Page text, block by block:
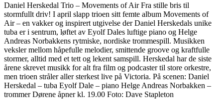
Daniel Herskedal Trio – Movements of Air Fra stille bris til
stormfullt driv! I april slapp trioen sitt femte album Movements of
Air – en vakker og inspirert utgivelse der Daniel Herskedals unike
tuba er i sentrum, løftet av Eyolf Dales luftige piano og Helge
Andreas Norbakkens rytmiske, nordiske trommespill. Musikken
veksler mellom håpefulle melodier, smittende groove og kraftfulle
stormer, alltid med et tett og lekent samspill. Herskedal har de siste
årene skrevet musikk for alt fra film og podcaster til store orkestre,
men trioen stråler aller sterkest live på Victoria. På scenen: Daniel
Herskedal – tuba Eyolf Dale – piano Helge Andreas Norbakken –
trommer Dørene åpner kl. 19.00 Foto: Dave Stapleton